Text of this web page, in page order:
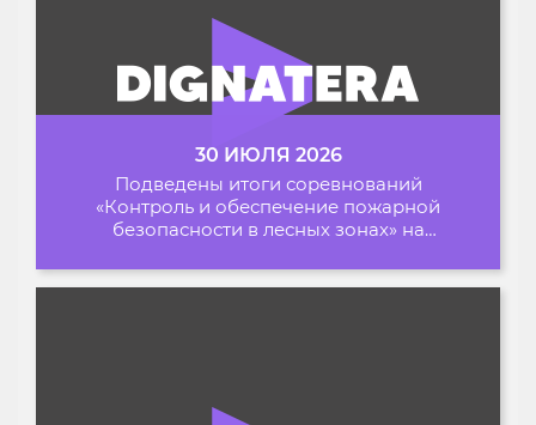
30 ИЮЛЯ 2026
Подведены итоги соревнований
«Контроль и обеспечение пожарной
безопасности в лесных зонах» на